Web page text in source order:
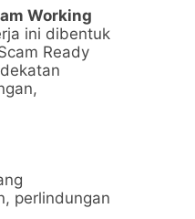
Working
ini dibentuk
Ready
perlindungan